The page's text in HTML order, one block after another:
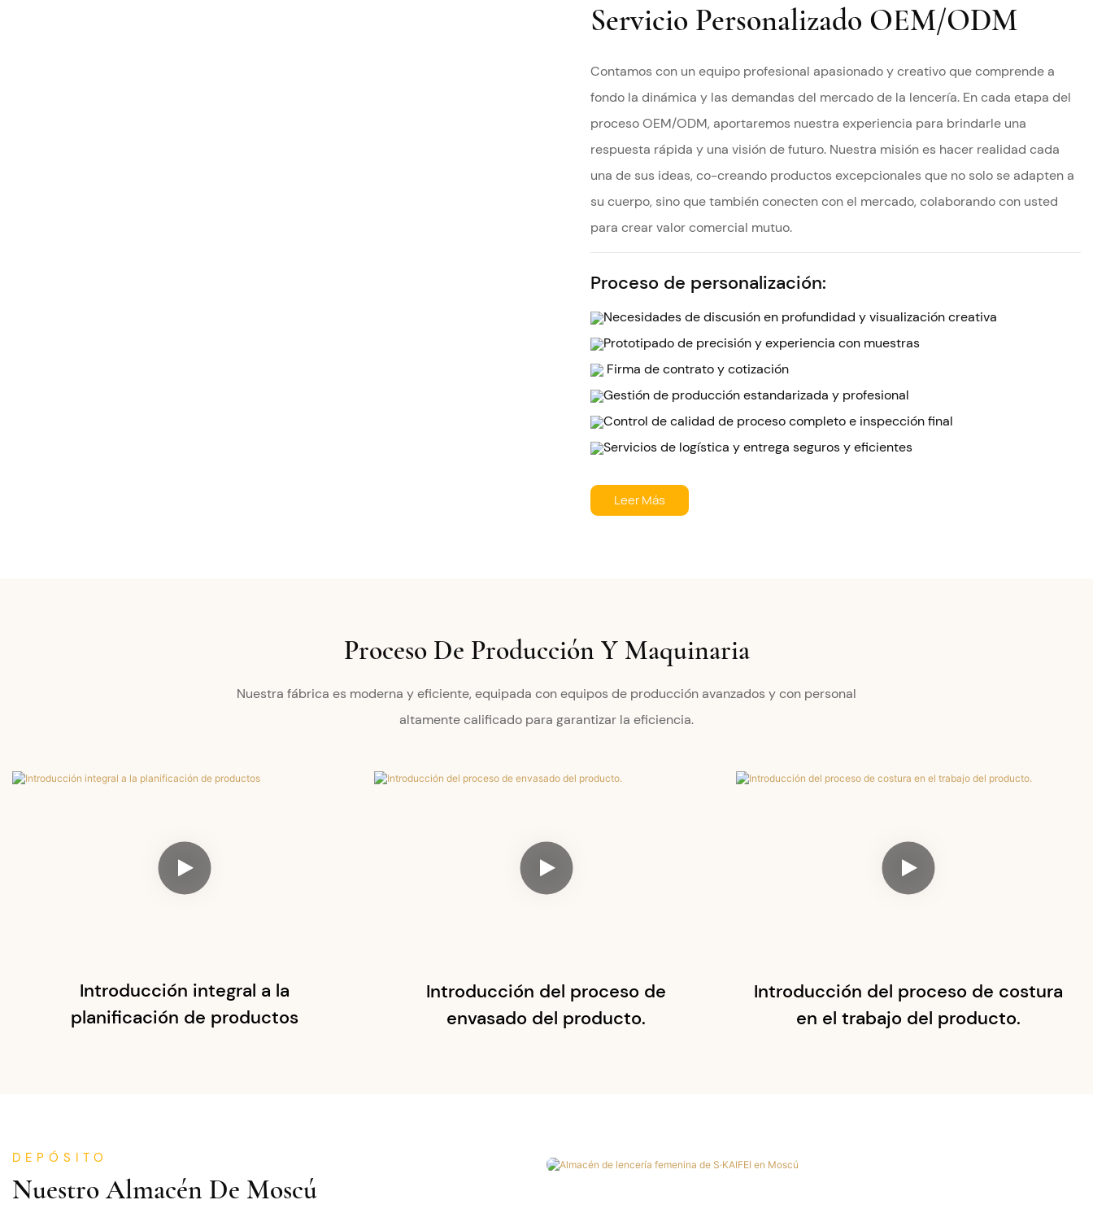
Servicio Personalizado OEM/ODM
Contamos con un equipo profesional apasionado y creativo que comprende a
fondo la dinámica y las demandas del mercado de la lencería. En cada etapa del
proceso OEM/ODM, aportaremos nuestra experiencia para brindarle una
respuesta rápida y una visión de futuro. Nuestra misión es hacer realidad cada
una de sus ideas, co-creando productos excepcionales que no solo se adapten a
su cuerpo, sino que también conecten con el mercado, colaborando con usted
para crear valor comercial mutuo.
Proceso de personalización:
Necesidades de discusión en profundidad y visualización creativa
Prototipado de precisión y experiencia con muestras
Firma de contrato y cotización
Gestión de producción estandarizada y profesional
Control de calidad de proceso completo e inspección final
Servicios de logística y entrega seguros y eficientes
Leer Más
Proceso De Producción Y Maquinaria
Nuestra fábrica es moderna y eficiente, equipada con equipos de producción avanzados y con personal
altamente calificado para garantizar la eficiencia.
Introducción integral a la
planificación de productos
Introducción del proceso de
envasado del producto.
Introducción del proceso de costura
en el trabajo del producto.
DEPÓSITO
Nuestro Almacén De Moscú